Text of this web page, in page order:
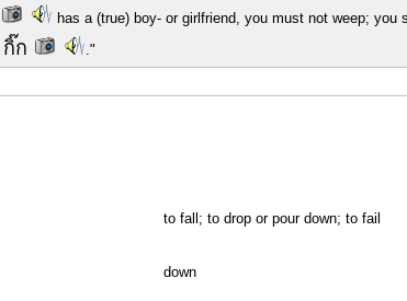
has a (true) boy- or girlfriend, you must not weep; you
กิ๊ก ."
to fall; to drop or pour down; to fail
down